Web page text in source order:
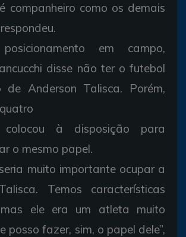
companheiro como os demais
em campo,
disse não ter o futebol
de Anderson Talisca. Porém,
à disposição para
o mesmo papel.
muito importante ocupar a
Temos características
mas ele era um atleta muito
posso fazer, sim, o papel dele”,